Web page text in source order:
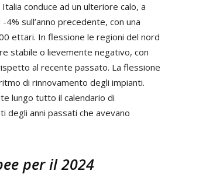
conduce ad un ulteriore calo, a
sull’anno precedente, con una
ettari. In flessione le regioni del nord
stabile o lievemente negativo, con
al recente passato. La flessione
di rinnovamento degli impianti.
lungo tutto il calendario di
degli anni passati che avevano
per il 2024